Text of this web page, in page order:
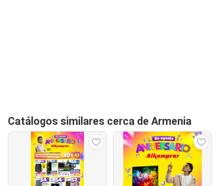
Catálogos similares cerca de Armenia